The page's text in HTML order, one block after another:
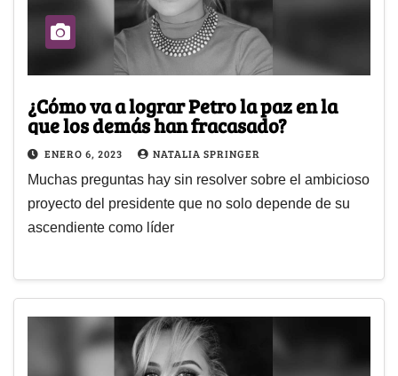
¿Cómo va a lograr Petro la paz en la
que los demás han fracasado?
ENERO 6, 2023 NATALIA SPRINGER
Muchas preguntas hay sin resolver sobre el ambicioso
proyecto del presidente que no solo depende de su
ascendiente como líder